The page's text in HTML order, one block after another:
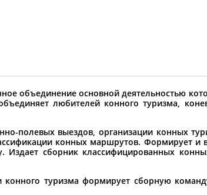
организации или обнаружили
сделать самостоятельно
объединение основной деятельностью
любителей конного туризма,
полевых выездов, организации конных
конных маршрутов. Формирует и
Издает сборник классифицированных
туризма формирует сборную